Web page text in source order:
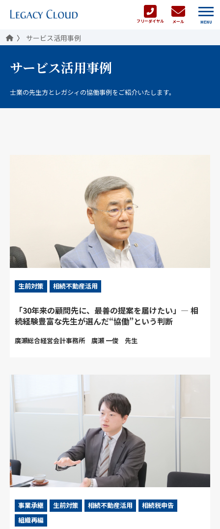
フリーダイヤル メール MENU
サービス活用事例
サービス活用事例
士業の先生方とレガシィの協働事例をご紹介いたします。
生前対策 相続不動産活用
「30年来の顧問先に、最善の提案を届けたい」― 相
続経験豊富な先生が選んだ“協働”という判断
廣瀬総合経営会計事務所 廣瀬 一俊 先生
事業承継 生前対策 相続不動産活用
相続税申告
組織再編